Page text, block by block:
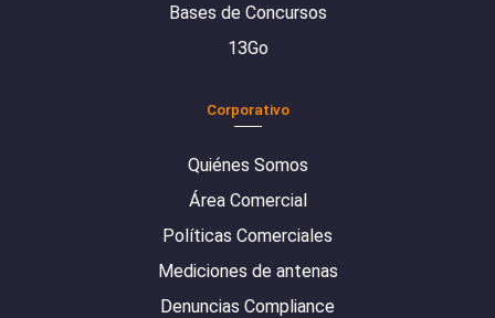
Bases de Concursos
13Go
Corporativo
Quiénes Somos
Área Comercial
Políticas Comerciales
Mediciones de antenas
Denuncias Compliance